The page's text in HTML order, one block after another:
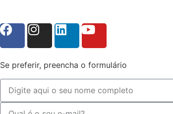
Se preferir, preencha o formulário